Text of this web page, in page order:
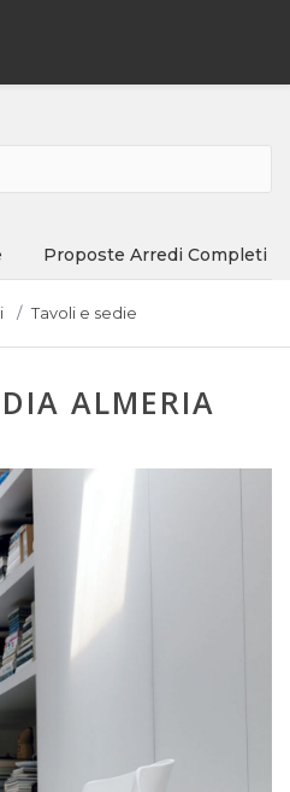
Proposte Arredi Completi
Tavoli e sedie
ALMERIA